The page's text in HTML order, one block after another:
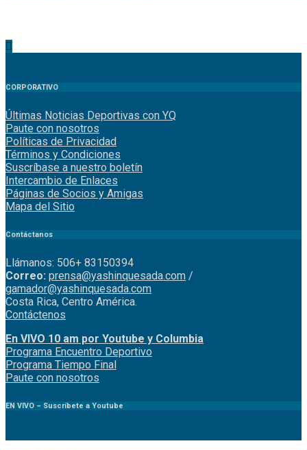
CORPORATIVO
Últimas Noticias Deportivas con YQ
Paute con nosotros
Políticas de Privacidad
Términos y Condiciones
Suscríbase a nuestro boletín
Intercambio de Enlaces
Páginas de Socios y Amigas
Mapa del Sitio
Contáctanos
Llámanos: 506+ 83150394
Correo: prensa@yashinquesada.com /
gamador@yashinquesada.com
Costa Rica, Centro América.
Contáctenos
En VIVO 10 am por Youtube y Columbia
Programa Encuentro Deportivo
Programa Tiempo Final
Paute con nosotros
EN VIVO – Suscríbete a Youtube